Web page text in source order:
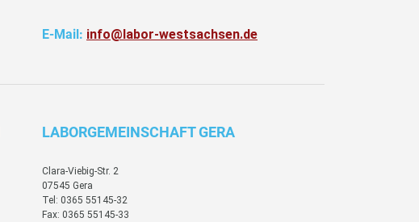
E-Mail: info@labor-westsachsen.de
LABORGEMEINSCHAFT GERA
Clara-Viebig-Str. 2
07545 Gera
Tel: 0365 55145-32
Fax: 0365 55145-33